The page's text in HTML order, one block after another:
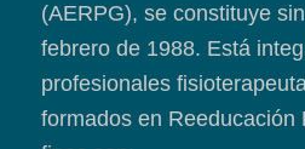
(AERPG), se constituye
febrero de 1988. Está
profesionales
formados en Reeducación